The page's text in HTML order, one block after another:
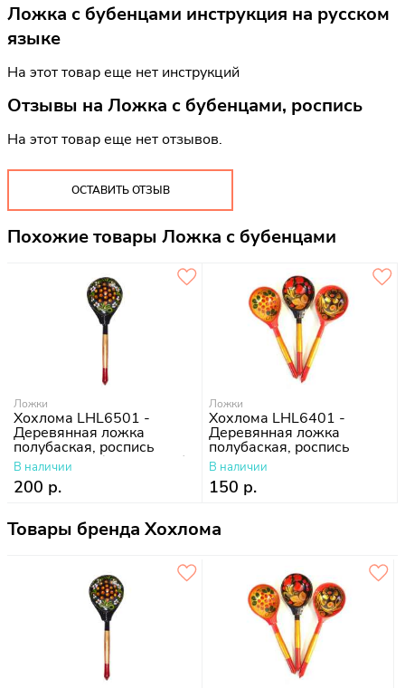
Ложка с бубенцами инструкция на русском
языке
На этот товар еще нет инструкций
Отзывы на Ложка с бубенцами, роспись
На этот товар еще нет отзывов.
ОСТАВИТЬ ОТЗЫВ
Похожие товары Ложка с бубенцами
Ложки
Хохлома LHL6501 -
Деревянная ложка
полубаская, роспись
"Чернушка", (190x60x30)
В наличии
200 р.
Ложки
Хохлома LHL6401 -
Деревянная ложка
полубаская, роспись
"Хохлома"
В наличии
150 р.
Товары бренда Хохлома